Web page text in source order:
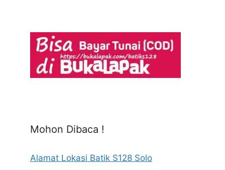
Mohon Dibaca !
Alamat Lokasi Batik S128 Solo